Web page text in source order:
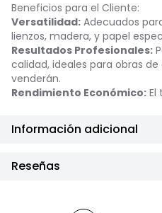
Beneficios para el Cliente:
Versatilidad: Adecuados
lienzos, madera, y papel
Resultados Profesionales:
calidad, ideales para obras
venderán.
Rendimiento Económico: El
Información adicional
Reseñas